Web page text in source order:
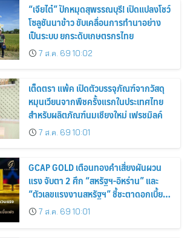
“เจียไต๋” ปักหมุดสุพรรณบุรี! เปิดแปลงโชว์
โซลูชันนาข้าว ขับเคลื่อนการทำนาอย่าง
เป็นระบบ ยกระดับเกษตรกรไทย
7 ส.ค. 69 10:02
เต็ดตรา แพ้ค เปิดตัวบรรจุภัณฑ์จากวัสดุ
หมุนเวียนจากพืชครั้งแรกในประเทศไทย
สำหรับผลิตภัณฑ์นมเชียงใหม่ เฟรชมิลค์
7 ส.ค. 69 10:01
GCAP GOLD เตือนทองคำเสี่ยงผันผวน
แรง จับตา 2 ศึก “สหรัฐฯ-อิหร่าน” และ
“ตัวเลขแรงงานสหรัฐฯ” ชี้ชะตาดอกเบี้ย
เฟด7 ส.ค. 69 10:01